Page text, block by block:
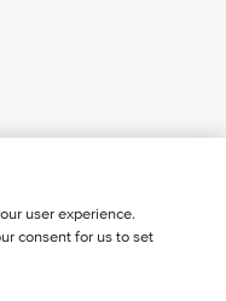
al boletín
user experience.
consent for us to set